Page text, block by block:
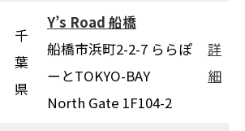
千
葉
県
Y’s Road 船橋
船橋市浜町2-2-7 ららぽ
ーとTOKYO-BAY
North Gate 1F104-2
詳
細